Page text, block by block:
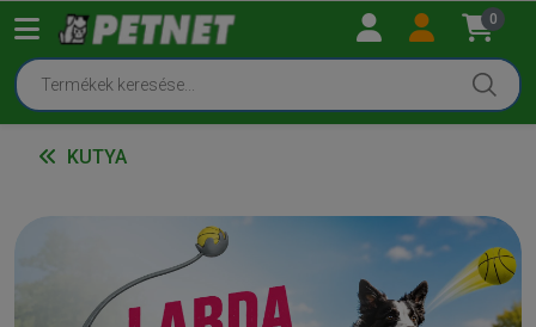
0
KUTYA